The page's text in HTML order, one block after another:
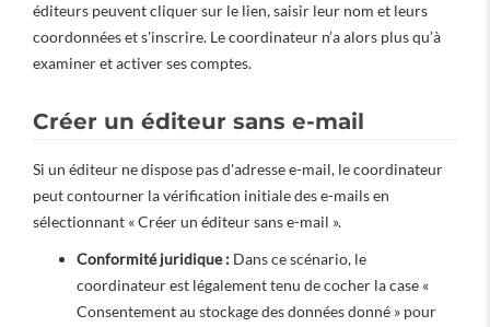
éditeurs peuvent cliquer sur le lien, saisir leur nom et leurs
coordonnées et s'inscrire. Le coordinateur n’a alors plus qu’à
examiner et activer ses comptes.
Créer un éditeur sans e-mail
Si un éditeur ne dispose pas d'adresse e-mail, le coordinateur
peut contourner la vérification initiale des e-mails en
sélectionnant « Créer un éditeur sans e-mail ».
Conformité juridique : Dans ce scénario, le
coordinateur est légalement tenu de cocher la case «
Consentement au stockage des données donné » pour